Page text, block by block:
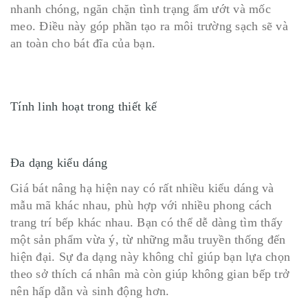
nhanh chóng, ngăn chặn tình trạng ẩm ướt và mốc
meo. Điều này góp phần tạo ra môi trường sạch sẽ và
an toàn cho bát đĩa của bạn.
Tính linh hoạt trong thiết kế
Đa dạng kiểu dáng
Giá bát nâng hạ hiện nay có rất nhiều kiểu dáng và
mẫu mã khác nhau, phù hợp với nhiều phong cách
trang trí bếp khác nhau. Bạn có thể dễ dàng tìm thấy
một sản phẩm vừa ý, từ những mẫu truyền thống đến
hiện đại. Sự đa dạng này không chỉ giúp bạn lựa chọn
theo sở thích cá nhân mà còn giúp không gian bếp trở
nên hấp dẫn và sinh động hơn.